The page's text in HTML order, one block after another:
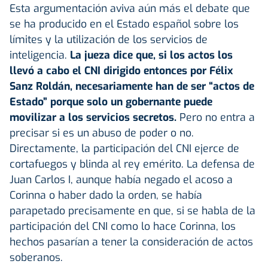
Esta argumentación aviva aún más el debate que
se ha producido en el Estado español sobre los
límites y la utilización de los servicios de
inteligencia. La jueza dice que, si los actos los
llevó a cabo el CNI dirigido entonces por Félix
Sanz Roldán, necesariamente han de ser “actos de
Estado” porque solo un gobernante puede
movilizar a los servicios secretos. Pero no entra a
precisar si es un abuso de poder o no.
Directamente, la participación del CNI ejerce de
cortafuegos y blinda al rey emérito. La defensa de
Juan Carlos I, aunque había negado el acoso a
Corinna o haber dado la orden, se había
parapetado precisamente en que, si se habla de la
participación del CNI como lo hace Corinna, los
hechos pasarían a tener la consideración de actos
soberanos.